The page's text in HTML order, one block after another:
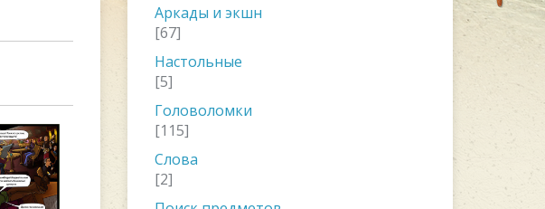
Аркады и экшн
[67]
Настольные
[5]
Головоломки
[115]
Слова
[2]